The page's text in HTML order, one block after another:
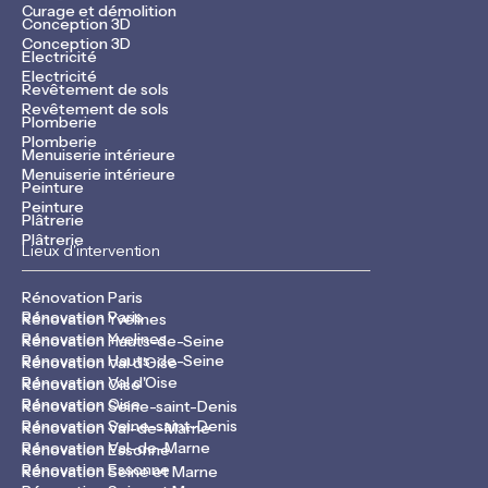
Curage et démolition
Conception 3D
Conception 3D
Electricité
Electricité
Revêtement de sols
Revêtement de sols
Plomberie
Plomberie
Menuiserie intérieure
Menuiserie intérieure
Peinture
Peinture
Plâtrerie
Plâtrerie
Lieux d'intervention
Rénovation Paris
Rénovation Paris
Rénovation Yvelines
Rénovation Yvelines
Rénovation Hauts-de-Seine
Rénovation Hauts-de-Seine
Rénovation Val d'Oise
Rénovation Val d'Oise
Rénovation Oise
Rénovation Oise
Rénovation Seine-saint-Denis
Rénovation Seine-saint-Denis
Rénovation Val-de-Marne
Rénovation Val-de-Marne
Rénovation Essonne
Rénovation Essonne
Rénovation Seine et Marne